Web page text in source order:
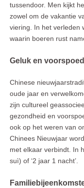
tussendoor. Men kijkt
zowel om de vakantie
viering. In het verleden
waarin boeren rust
Geluk en
Chinese
oude jaar en
zijn cultureel
gezondheid en
ook op het weren van
Chinees Nieuwjaar
met elkaar verbindt. In
suì) of ‘2 jaar 1 nacht’.